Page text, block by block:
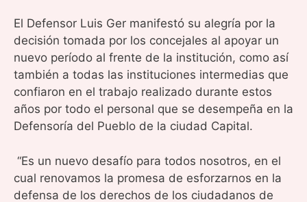
El Defensor Luis Ger manifestó su alegría por la
decisión tomada por los concejales al apoyar un
nuevo período al frente de la institución, como así
también a todas las instituciones intermedias que
confiaron en el trabajo realizado durante estos
años por todo el personal que se desempeña en la
Defensoría del Pueblo de la ciudad Capital.
“Es un nuevo desafío para todos nosotros, en el
cual renovamos la promesa de esforzarnos en la
defensa de los derechos de los ciudadanos de